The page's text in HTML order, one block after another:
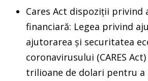
Cares Act dispoziții privind
financiară: Legea privind
ajutorarea și securitatea
coronavirusului (CARES
trilioane de dolari pentru